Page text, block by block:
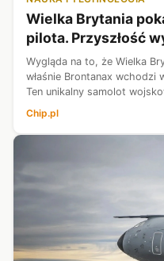
Wielka Brytania
pilota. Przyszłość
Wygląda na to, że Wielka
właśnie Brontanax wchodzi
Ten unikalny samolot
powodu, bo ma kosztować
wyśle go tam, gdzie ...
Chip.pl